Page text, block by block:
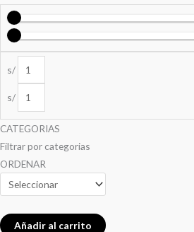
s/
s/
CATEGORIAS
Filtrar por categorias
ORDENAR
Añadir al carrito
original
era:
actual
es:
original
era:
actual
es:
original
era:
actual
es:
original
era:
actual
es: